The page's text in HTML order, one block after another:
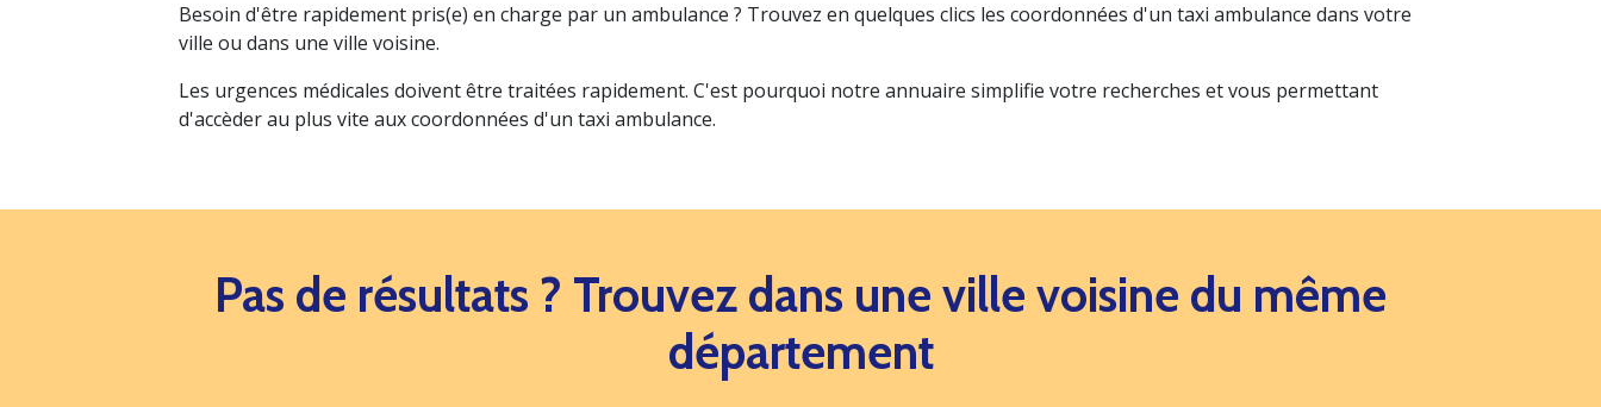
Besoin d'être rapidement pris(e) en charge par un ambulance ? Trouvez en quelques clics les coordonnées d'un taxi ambulance dans votre
ville ou dans une ville voisine.
Les urgences médicales doivent être traitées rapidement. C'est pourquoi notre annuaire simplifie votre recherches et vous permettant
d'accèder au plus vite aux coordonnées d'un taxi ambulance.
Pas de résultats ? Trouvez dans une ville voisine du même
département